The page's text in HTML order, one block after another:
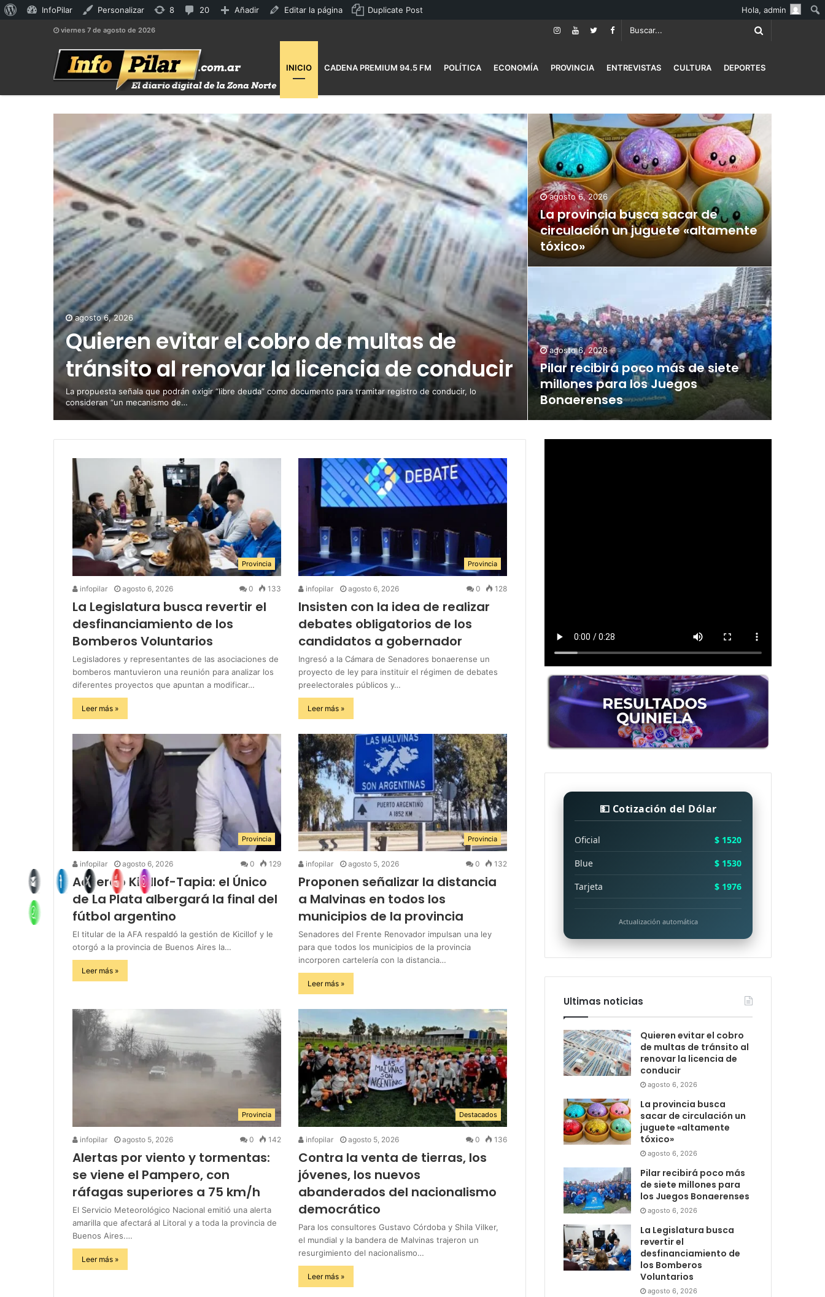
viernes 7 de agosto de 2026
INICIO CADENA PREMIUM 94.5 FM POLÍTICA ECONOMÍA PROVINCIA ENTREVISTAS CULTURA DEPORTES
agosto 6, 2026
Quieren evitar el cobro de multas de
tránsito al renovar la licencia de conducir
La propuesta señala que podrán exigir “libre deuda” como documento para tramitar registro de conducir, lo
consideran “un mecanismo de…
agosto 6, 2026
La provincia busca sacar de
circulación un juguete «altamente
tóxico»
agosto 6, 2026
Pilar recibirá poco más de siete
millones para los Juegos
Bonaerenses
Provincia
infopilar agosto 6, 2026 0 133
La Legislatura busca revertir el
desfinanciamiento de los
Bomberos Voluntarios
Legisladores y representantes de las asociaciones de
bomberos mantuvieron una reunión para analizar los
diferentes proyectos que apuntan a modificar…
Leer más »
Provincia
infopilar agosto 6, 2026 0 128
Insisten con la idea de realizar
debates obligatorios de los
candidatos a gobernador
Ingresó a la Cámara de Senadores bonaerense un
proyecto de ley para instituir el régimen de debates
preelectorales públicos y…
Leer más »
Provincia
infopilar agosto 6, 2026 0 129
Acuerdo Kicillof-Tapia: el Único
de La Plata albergará la final del
fútbol argentino
El titular de la AFA respaldó la gestión de Kicillof y le
otorgó a la provincia de Buenos Aires la…
Leer más »
Provincia
infopilar agosto 5, 2026 0 132
Proponen señalizar la distancia
a Malvinas en todos los
municipios de la provincia
Senadores del Frente Renovador impulsan una ley
para que todos los municipios de la provincia
incorporen cartelería con la distancia…
Leer más »
Provincia
infopilar agosto 5, 2026 0 142
Alertas por viento y tormentas:
se viene el Pampero, con
ráfagas superiores a 75 km/h
El Servicio Meteorológico Nacional emitió una alerta
amarilla que afectará al Litoral y a toda la provincia de
Buenos Aires.…
Leer más »
Destacados
infopilar agosto 5, 2026 0 136
Contra la venta de tierras, los
jóvenes, los nuevos
abanderados del nacionalismo
democrático
Para los consultores Gustavo Córdoba y Shila Vilker,
el mundial y la bandera de Malvinas trajeron un
resurgimiento del nacionalismo…
Leer más »
💵 Cotización del Dólar
Oficial
$ 1520
Blue
$ 1530
Tarjeta
$ 1976
Actualización automática
Ultimas noticias
Quieren evitar el cobro
de multas de tránsito al
renovar la licencia de
conducir
agosto 6, 2026
La provincia busca
sacar de circulación un
juguete «altamente
tóxico»
agosto 6, 2026
Pilar recibirá poco más
de siete millones para
los Juegos Bonaerenses
agosto 6, 2026
La Legislatura busca
revertir el
desfinanciamiento de
los Bomberos
Voluntarios
agosto 6, 2026
AcercaInfoPilar Personalizar 88
disponibles
2020
moderación
Añadir Editar la página Duplicate Post Hola, admin